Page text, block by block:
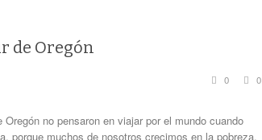
de Oregón
0 0
no pensaron en viajar por el mundo cuando
porque muchos de nosotros crecimos en la pobreza,